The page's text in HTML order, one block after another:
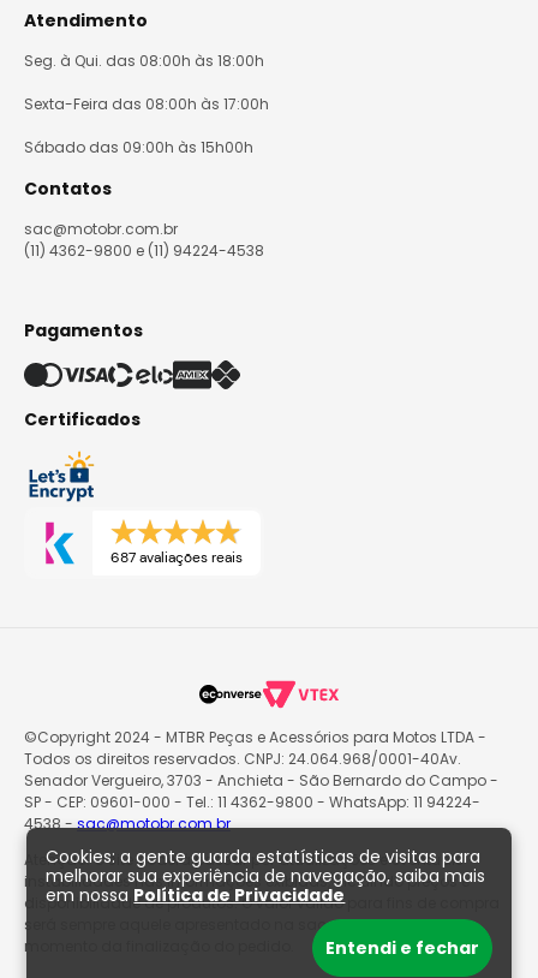
Cookies: a gente guarda estatísticas de visitas para
melhorar sua experiência de navegação, saiba mais
em nossa Política de Privacidade
Entendi e fechar
Atendimento
Seg. à Qui. das 08:00h às 18:00h
Sexta-Feira das 08:00h às 17:00h
Sábado das 09:00h às 15h00h
Contatos
sac@motobr.com.br
(11) 4362-9800 e (11) 94224-4538
Pagamentos
Certificados
687 avaliações reais
©Copyright 2024 - MTBR Peças e Acessórios para Motos LTDA -
Todos os direitos reservados. CNPJ: 24.064.968/0001-40Av.
Senador Vergueiro, 3703 - Anchieta - São Bernardo do Campo -
SP - CEP: 09601-000 - Tel.: 11 4362-9800 - WhatsApp: 11 94224-
4538 -sac@motobr.com.br
Atenção: O site poderá passar por atualizações e eventuais
instabilidades nas informações exibidas, incluindo preços e
disponibilidade de produtos. O valor válido para fins de compra
será sempre aquele apresentado na sacola de produtos no
momento da finalização do pedido.